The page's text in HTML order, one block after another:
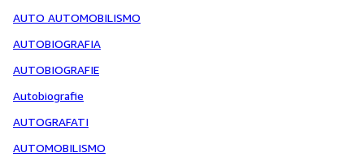
AUTO AUTOMOBILISMO
AUTOBIOGRAFIA
AUTOBIOGRAFIE
Autobiografie
AUTOGRAFATI
AUTOMOBILISMO